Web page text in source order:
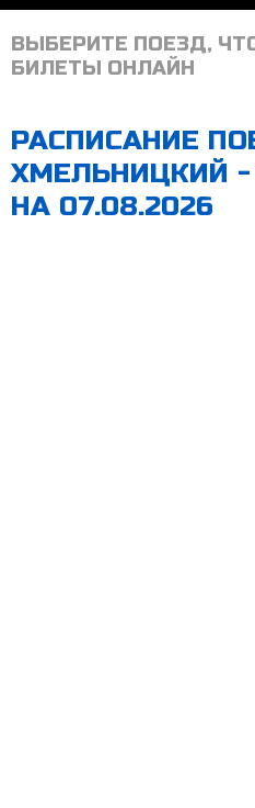
ВЫБЕРИТЕ ПОЕЗД,
БИЛЕТЫ ОНЛАЙН
РАСПИСАНИЕ
ХМЕЛЬНИЦКИЙ -
НА 07.08.2026